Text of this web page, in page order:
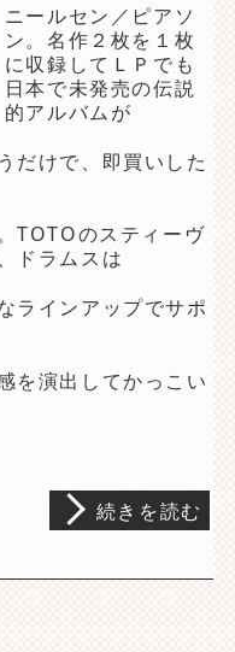
ニールセン／ピアソ
ン。名作２枚を１枚
に収録してＬＰでも
日本で未発売の伝説
的アルバムが
だけで、即買いした
TOTOのスティーヴ
ドラムスは
ラインアップでサポ
を演出してかっこい
続きを読む